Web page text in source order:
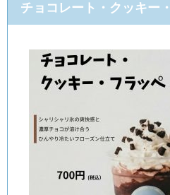
チョコレート・クッキー